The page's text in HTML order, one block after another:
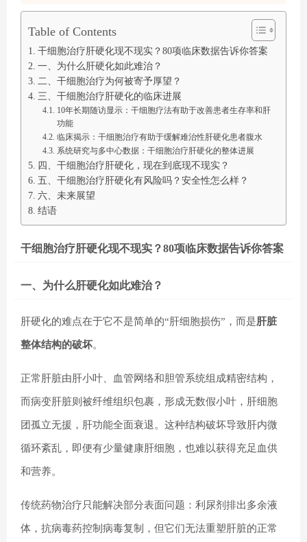
Table of Contents
干细胞治疗肝硬化现不现实？80项临床数据告诉你答案
一、为什么肝硬化如此难治？
二、干细胞治疗为何被寄予厚望？
三、干细胞治疗肝硬化的临床进展
10年长期随访显示：干细胞疗法有助于改善患者生存率和肝
功能
临床揭示：干细胞治疗有助于缓解难治性肝硬化患者腹水
系统研究与多中心数据：干细胞治疗肝硬化的整体进展
四、干细胞治疗肝硬化，现在到底现不现实？
五、干细胞治疗肝硬化有风险吗？安全性怎么样？
六、未来展望
结语
干细胞治疗肝硬化现不现实？80项临床数据告诉你答案
一、为什么肝硬化如此难治？
肝硬化的难点在于它不是简单的“肝细胞损伤”，而是肝脏
整体结构的破坏。
正常肝脏由肝小叶、血管网络和胆管系统组成精密结构，
而病变肝脏则被纤维组织包裹，形成无数假小叶，肝细胞
团孤立无援，肝功能全面衰退。这种结构破坏导致肝内微
循环紊乱，即便有少量健康肝细胞，也难以获得充足血供
和营养。
传统药物治疗只能解决部分表面问题：利尿剂排出多余液
体，抗病毒药控制病毒复制，但它们无法重塑肝脏的正常